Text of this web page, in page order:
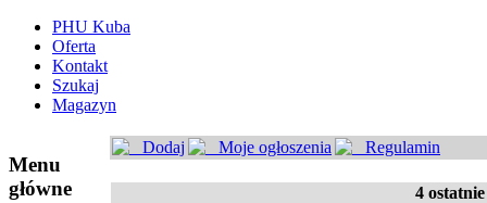
PHU Kuba
Oferta
Kontakt
Szukaj
Magazyn
Menu
główne
Dodaj Moje ogłoszenia Regulamin
4 ostatnie